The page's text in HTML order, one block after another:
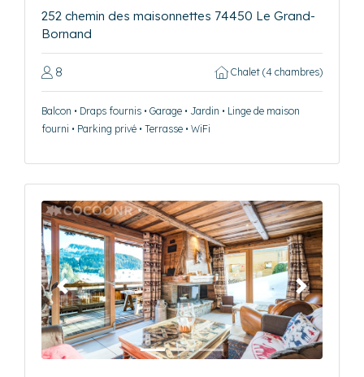
252 chemin des maisonnettes 74450 Le Grand-
Bornand
8 Chalet (4 chambres)
Balcon • Draps fournis • Garage • Jardin • Linge de maison
fourni • Parking privé • Terrasse • WiFi
Précédent Suivant